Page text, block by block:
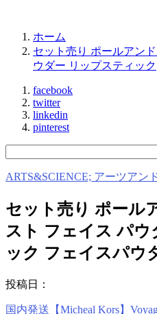
ホーム
セット売り ポールアン
ウダー リップスティック
facebook
twitter
linkedin
pinterest
ARTS&SCIENCE; アーツアン
セット売り ポール
スト フェイス パウ
ック フェイスパウ
投稿日：
国内発送【Micheal Kors】